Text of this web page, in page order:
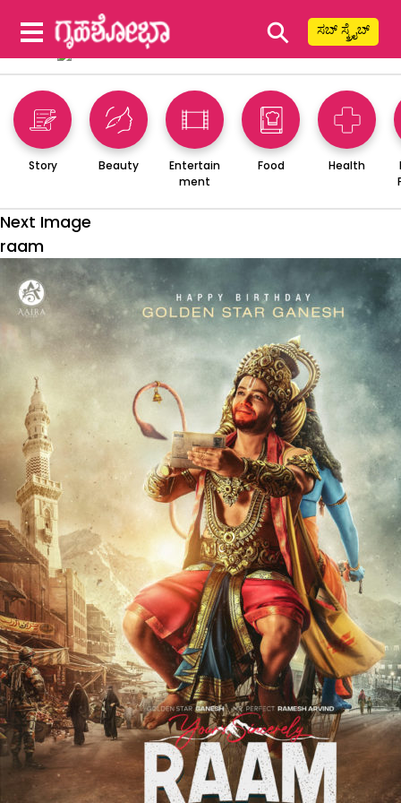
⚲ ಸಬ್ ಸ್ಕ್ರೈಬ್
Story Beauty
Entertain
ment
Food Health
Next Image
raam